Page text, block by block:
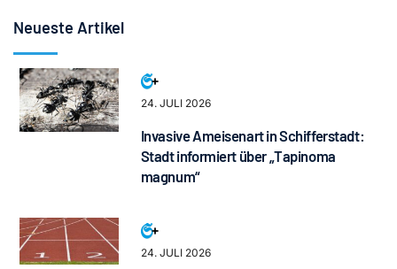
Neueste Artikel
24. JULI 2026
Invasive Ameisenart in Schifferstadt:
Stadt informiert über „Tapinoma
magnum“
24. JULI 2026